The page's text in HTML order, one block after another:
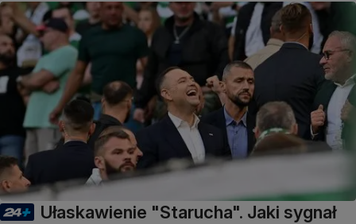
Ułaskawienie "Starucha". Jaki sygnał